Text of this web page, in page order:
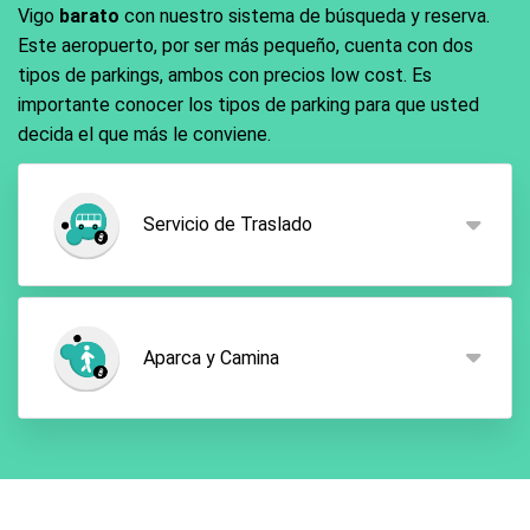
Vigo barato con nuestro sistema de búsqueda y reserva.
Este aeropuerto, por ser más pequeño, cuenta con dos
tipos de parkings, ambos con precios low cost. Es
importante conocer los tipos de parking para que usted
decida el que más le conviene.
Servicio de Traslado
Este tipo de parking es el parking low cost de
preferencia. Con el servicio de traslado usted llega
al parking con el cual tiene su reserva y su personal
se encargará de llevarlo hasta la terminal en uno de
sus buses de conexión. Cuando regrese, los del
aparcamiento.
Aparca y Camina